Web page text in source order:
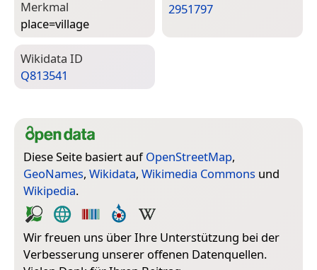
Merkmal
place=­village
2951797
Wiki­data ID
Q813541
Diese Seite basiert aufOpenStreetMap,
GeoNames, Wikidata, Wikimedia Commons und
Wikipedia.
Wir freuen uns über Ihre Unterstützung bei der
Verbesserung unserer offenen Datenquellen.